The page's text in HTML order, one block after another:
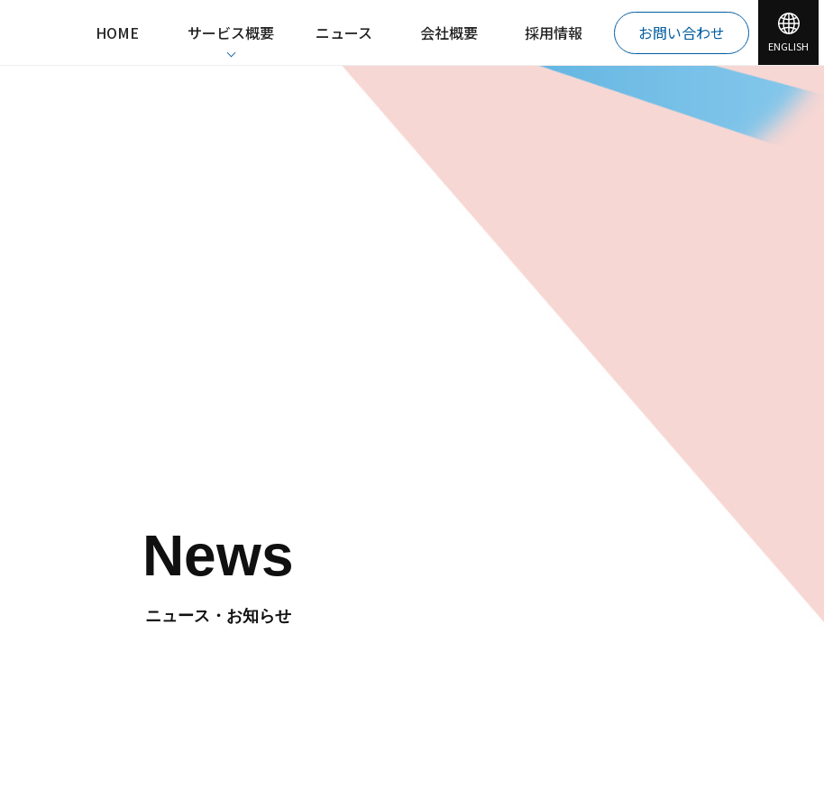
HOME サービス概要 ニュース 会社概要 採用情報 お問い合わせ
ENGLISH
News
ニュース・お知らせ